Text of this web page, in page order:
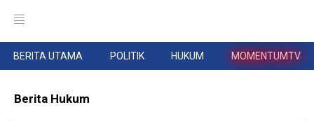
BERITA UTAMA POLITIK HUKUM MOMENTUMTV
Berita Hukum